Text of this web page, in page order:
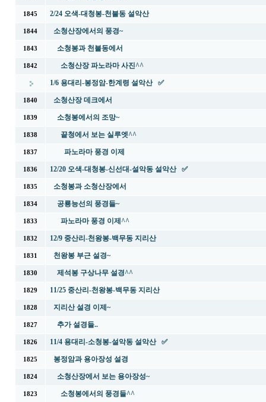
1845 2/24 오색-대청봉-천불동 설악산
1844 소청산장에서의 풍경~
1843 소청봉과 천불동에서
1842 소청산장 파노라마 사진^^
1/6 용대리-봉정암-한계령 설악산 ✅
1840 소청산장 데크에서
1839 소청봉에서의 조망~
1838 끝청에서 보는 실루엣^^
1837 파노라마 풍경 이제
1836 12/20 오색-대청봉-신선대-설악동 설악산 ✅
1835 소청봉과 소청산장에서
1834 공룡능선의 풍경들~
1833 파노라마 풍경 이제^^
1832 12/9 중산리-천왕봉-백무동 지리산
1831 천왕봉 부근 설경~
1830 제석봉 구상나무 설경^^
1829 11/25 중산리-천왕봉-백무동 지리산
1828 지리산 설경 이제~
1827 추가 설경들..
1826 11/4 용대리-소청봉-설악동 설악산 ✅
1825 봉정암과 용아장성 설경
1824 소청산장에서 보는 용아장성~
1823 소청봉에서의 풍경들^^